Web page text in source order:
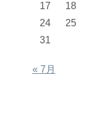
17
18
24
25
31
« 7月